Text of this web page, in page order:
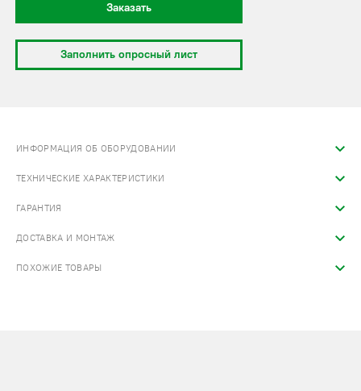
Заказать
Заполнить опросный лист
ИНФОРМАЦИЯ ОБ ОБОРУДОВАНИИ
ТЕХНИЧЕСКИЕ ХАРАКТЕРИСТИКИ
ГАРАНТИЯ
ДОСТАВКА И МОНТАЖ
ПОХОЖИЕ ТОВАРЫ